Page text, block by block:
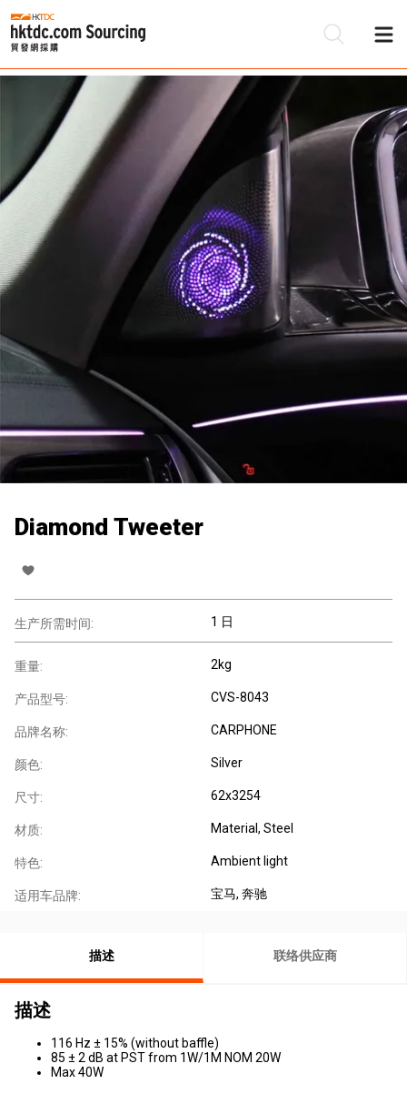
Diamond Tweeter
生产所需时间: 1 日
重量: 2kg
产品型号: CVS-8043
品牌名称: CARPHONE
颜色: Silver
尺寸: 62x3254
材质: Material, Steel
特色: Ambient light
适用车品牌: 宝马, 奔驰
描述 联络供应商
描述
116 Hz ± 15% (without baffle)
85 ± 2 dB at PST from 1W/1M NOM 20W
Max 40W